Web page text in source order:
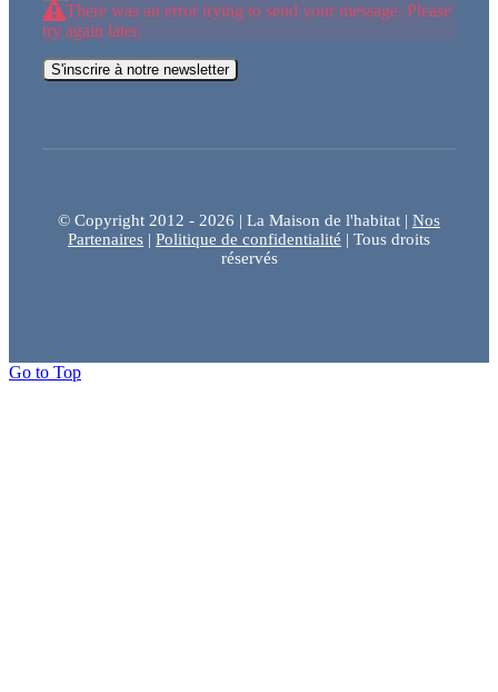
There was an error trying to send your message. Please
try again later.
S'inscrire à notre newsletter
© Copyright 2012 - 2026 | La Maison de l'habitat | Nos
Partenaires | Politique de confidentialité | Tous droits
réservés
Go to Top